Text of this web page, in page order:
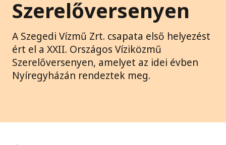
Szerelőversenyen
A Szegedi Vízmű Zrt. csapata első helyezést
ért el a XXII. Országos Víziközmű
Szerelőversenyen, amelyet az idei évben
Nyíregyházán rendeztek meg.